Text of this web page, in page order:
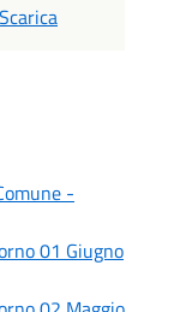
Scarica
-
01 Giugno